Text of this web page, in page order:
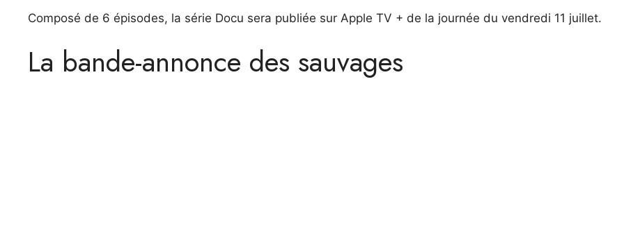
Composé de 6 épisodes, la série Docu sera publiée sur Apple TV + de la journée du vendredi 11 juillet.
La bande-annonce des sauvages